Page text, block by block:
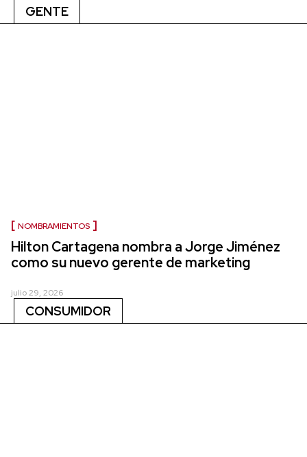
GENTE
NOMBRAMIENTOS
Hilton Cartagena nombra a Jorge Jiménez
como su nuevo gerente de marketing
julio 29, 2026
CONSUMIDOR